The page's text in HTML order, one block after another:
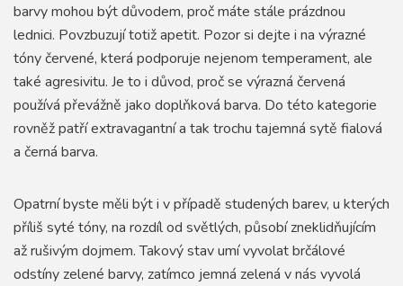
barvy mohou být důvodem, proč máte stále prázdnou
lednici. Povzbuzují totiž apetit. Pozor si dejte i na výrazné
tóny červené, která podporuje nejenom temperament, ale
také agresivitu. Je to i důvod, proč se výrazná červená
používá převážně jako doplňková barva. Do této kategorie
rovněž patří extravagantní a tak trochu tajemná sytě fialová
a černá barva.
Opatrní byste měli být i v případě studených barev, u kterých
příliš syté tóny, na rozdíl od světlých, působí zneklidňujícím
až rušivým dojmem. Takový stav umí vyvolat brčálové
odstíny zelené barvy, zatímco jemná zelená v nás vyvolá